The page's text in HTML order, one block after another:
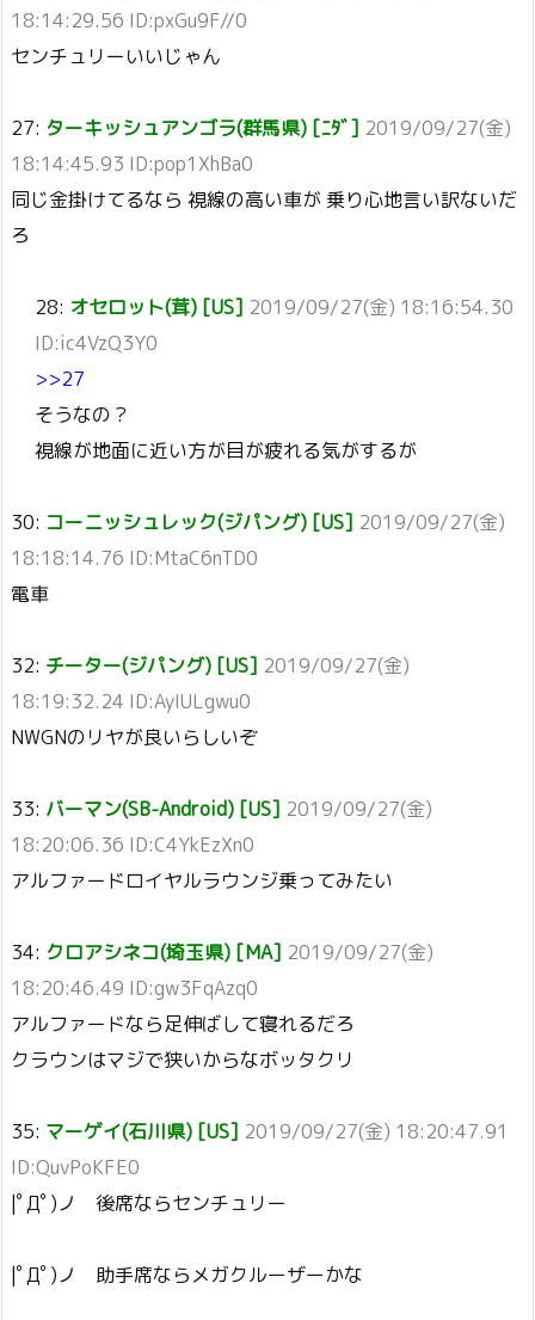
18:14:29.56 ID:pxGu9F//0
センチュリーいいじゃん
27: ターキッシュアンゴラ(群馬県) [ﾆﾀﾞ] 2019/09/27(金)
18:14:45.93 ID:pop1XhBa0
同じ金掛けてるなら 視線の高い車が 乗り心地言い訳ないだ
ろ
28: オセロット(茸) [US] 2019/09/27(金) 18:16:54.30
ID:ic4VzQ3Y0
>>27
そうなの？
視線が地面に近い方が目が疲れる気がするが
30: コーニッシュレック(ジパング) [US] 2019/09/27(金)
18:18:14.76 ID:MtaC6nTD0
電車
32: チーター(ジパング) [US] 2019/09/27(金)
18:19:32.24 ID:AyIULgwu0
NWGNのリヤが良いらしいぞ
33: バーマン(SB-Android) [US] 2019/09/27(金)
18:20:06.36 ID:C4YkEzXn0
アルファードロイヤルラウンジ乗ってみたい
34: クロアシネコ(埼玉県) [MA] 2019/09/27(金)
18:20:46.49 ID:gw3FqAzq0
アルファードなら足伸ばして寝れるだろ
クラウンはマジで狭いからなボッタクリ
35: マーゲイ(石川県) [US] 2019/09/27(金) 18:20:47.91
ID:QuvPoKFE0
|ﾟДﾟ)ノ 後席ならセンチュリー
|ﾟДﾟ)ノ 助手席ならメガクルーザーかな